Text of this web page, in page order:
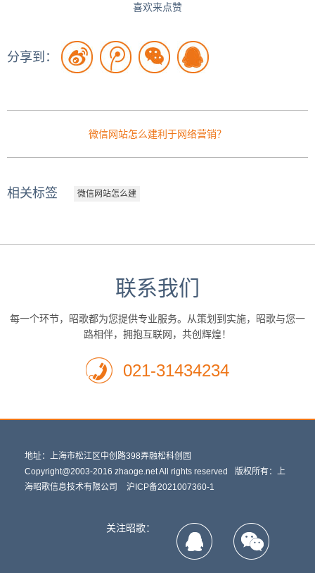
喜欢来点赞
分享到：
微信网站怎么建利于网络营销？
相关标签 微信网站怎么建
联系我们
每一个环节，昭歌都为您提供专业服务。从策划到实施，昭歌与您一
路相伴，拥抱互联网，共创辉煌！
021-31434234
地址：上海市松江区中创路398弄融松科创园
Copyright@2003-2016 zhaoge.net All rights reserved
版权所有：上
海昭歌信息技术有限公司
沪ICP备2021007360-1
关注昭歌：